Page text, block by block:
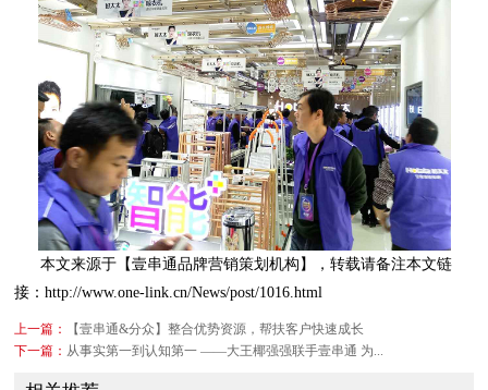
接：http://www.one-link.cn/News/post/1016.html
上一篇：
【壹串通&分众】整合优势资源，帮扶客户快速成长
下一篇： 从事实第一到认知第一 ——大王椰强强联手壹串通 为...